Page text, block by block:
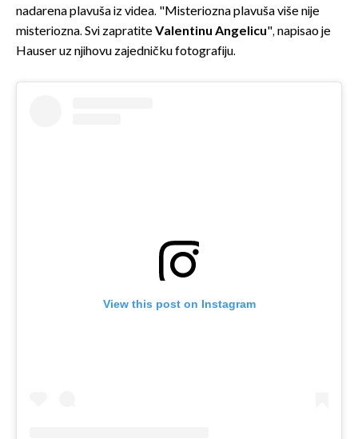
nadarena plavuša iz videa. "Misteriozna plavuša više nije
misteriozna. Svi zapratiteValentinu Angelicu", napisao je
Hauser uz njihovu zajedničku fotografiju.
View this post on Instagram